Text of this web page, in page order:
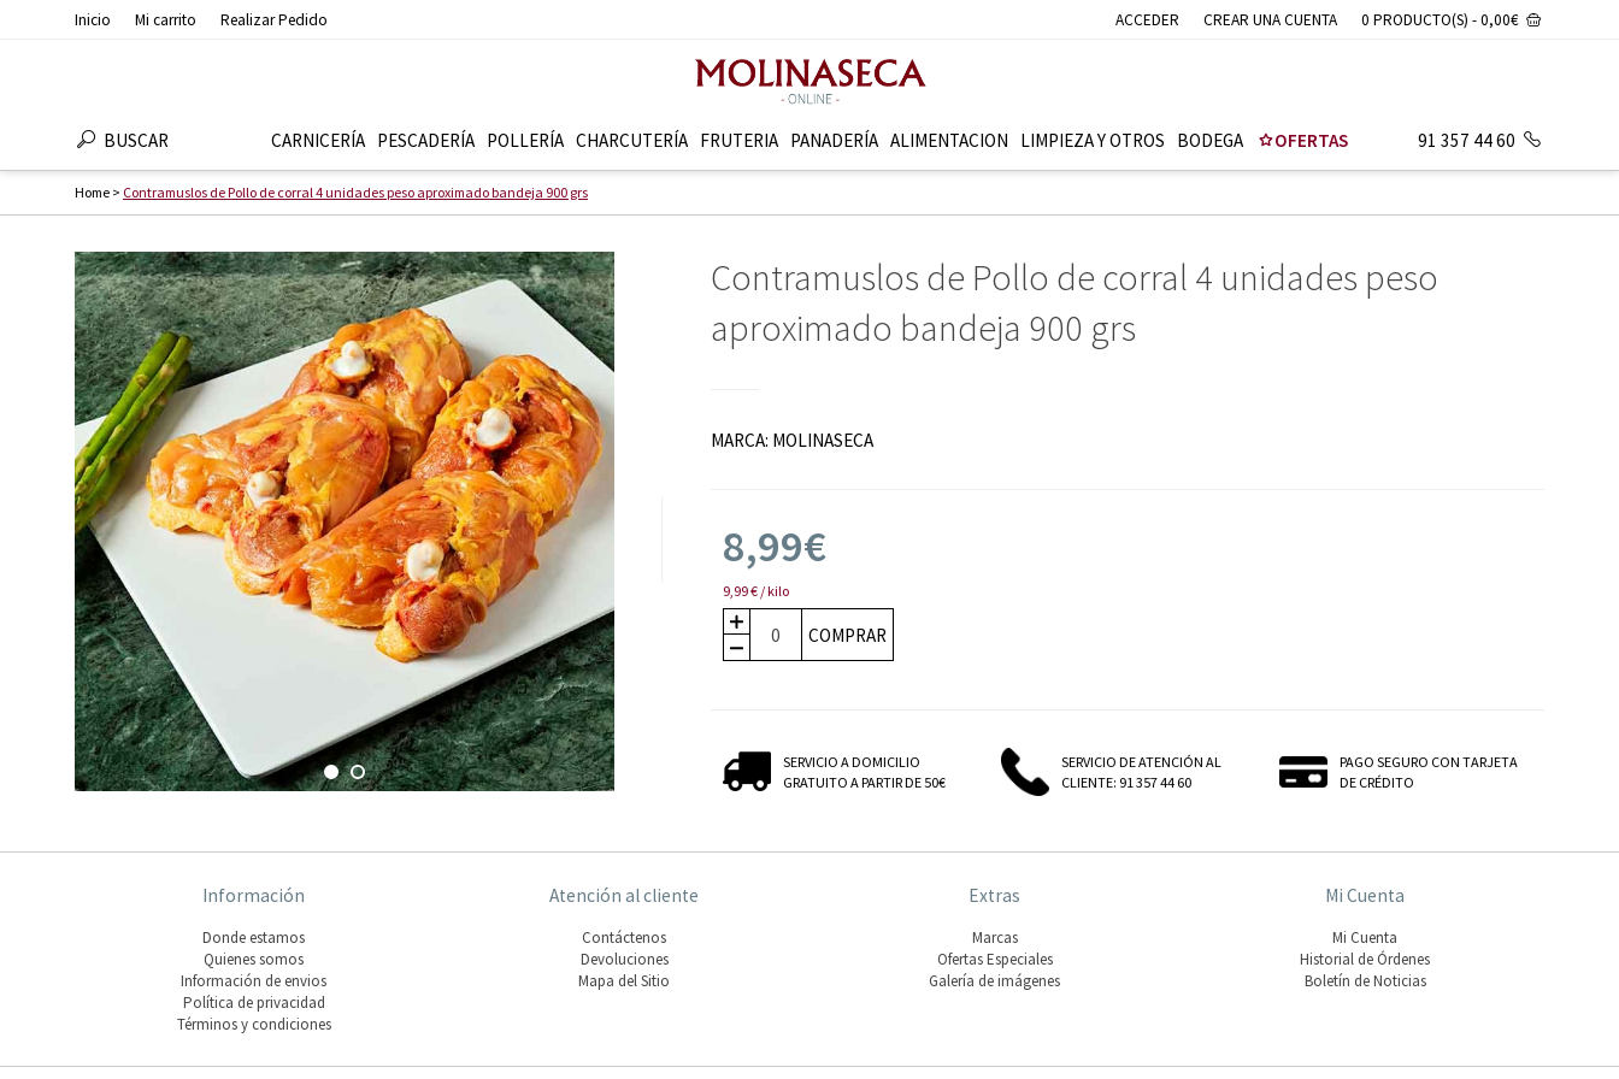
Inicio Mi carrito Realizar Pedido ACCEDER CREAR UNA CUENTA 0 PRODUCTO(S) - 0,00€
BUSCAR CARNICERÍA PESCADERÍ­A POLLERÍA CHARCUTERÍ­A FRUTERI­A PANADERÍ­A ALIMENTACION LIMPIEZA Y OTROS BODEGA OFERTAS 91 357 44 60
Home > Contramuslos de Pollo de corral 4 unidades peso aproximado bandeja 900 grs
Contramuslos de Pollo de corral 4 unidades peso
aproximado bandeja 900 grs
MARCA: MOLINASECA
8,99€
9,99 € / kilo
COMPRAR
SERVICIO A DOMICILIO
GRATUITO A PARTIR DE 50€
SERVICIO DE ATENCIÓN AL
CLIENTE: 91 357 44 60
PAGO SEGURO CON TARJETA
DE CRÉDITO
Información
Donde estamos
Quienes somos
Información de envios
Polí­tica de privacidad
Términos y condiciones
Atención al cliente
Contáctenos
Devoluciones
Mapa del Sitio
Extras
Marcas
Ofertas Especiales
Galería de imágenes
Mi Cuenta
Mi Cuenta
Historial de Órdenes
Boletín de Noticias